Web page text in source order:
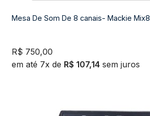
Mesa De Som De 8 canais- Mackie Mix8
R$ 750,00
em até 7x de R$ 107,14 sem juros